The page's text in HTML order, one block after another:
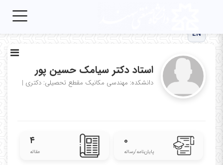
EN
استاد دکتر سیامک حسین پور
دانشکده: مهندسی مکانیک مقطع تحصیلی: دکتری |
۰
پایان‌نامه‌/رساله
۴
مقاله